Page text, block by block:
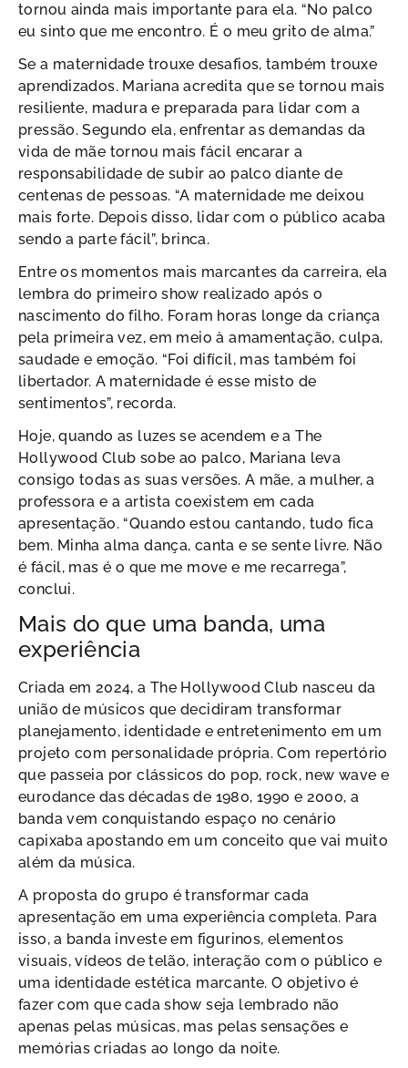
tornou ainda mais importante para ela. “No palco
eu sinto que me encontro. É o meu grito de alma.”
Se a maternidade trouxe desafios, também trouxe
aprendizados. Mariana acredita que se tornou mais
resiliente, madura e preparada para lidar com a
pressão. Segundo ela, enfrentar as demandas da
vida de mãe tornou mais fácil encarar a
responsabilidade de subir ao palco diante de
centenas de pessoas. “A maternidade me deixou
mais forte. Depois disso, lidar com o público acaba
sendo a parte fácil”, brinca.
Entre os momentos mais marcantes da carreira, ela
lembra do primeiro show realizado após o
nascimento do filho. Foram horas longe da criança
pela primeira vez, em meio à amamentação, culpa,
saudade e emoção. “Foi difícil, mas também foi
libertador. A maternidade é esse misto de
sentimentos”, recorda.
Hoje, quando as luzes se acendem e a The
Hollywood Club sobe ao palco, Mariana leva
consigo todas as suas versões. A mãe, a mulher, a
professora e a artista coexistem em cada
apresentação. “Quando estou cantando, tudo fica
bem. Minha alma dança, canta e se sente livre. Não
é fácil, mas é o que me move e me recarrega”,
conclui.
Mais do que uma banda, uma
experiência
Criada em 2024, a The Hollywood Club nasceu da
união de músicos que decidiram transformar
planejamento, identidade e entretenimento em um
projeto com personalidade própria. Com repertório
que passeia por clássicos do pop, rock, new wave e
eurodance das décadas de 1980, 1990 e 2000, a
banda vem conquistando espaço no cenário
capixaba apostando em um conceito que vai muito
além da música.
A proposta do grupo é transformar cada
apresentação em uma experiência completa. Para
isso, a banda investe em figurinos, elementos
visuais, vídeos de telão, interação com o público e
uma identidade estética marcante. O objetivo é
fazer com que cada show seja lembrado não
apenas pelas músicas, mas pelas sensações e
memórias criadas ao longo da noite.